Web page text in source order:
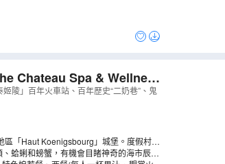
ALOP（AMPEN06V
陵」百年火車站、百年歷史“二奶巷”、鬼
區「Haut Koenigsbourg」城堡。度假村佔
幽。客房採用歐式設計，典雅舒適，可欣
蛤蜊和螃蟹，有機會目睹神奇的海市辰樓